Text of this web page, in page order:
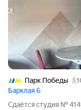
Парк Победы
Барклая 6
Сдаётся студия №